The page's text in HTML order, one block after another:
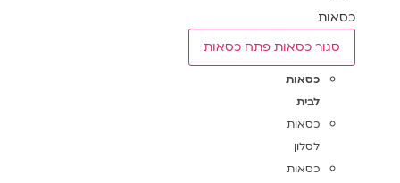
כסאות
סגור כסאות פתח כסאות
כסאות
לבית
כסאות
לסלון
כסאות